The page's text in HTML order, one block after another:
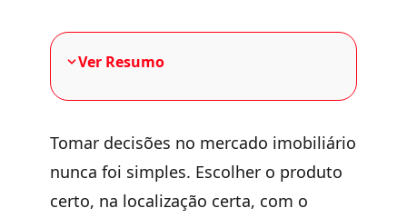
Ver Resumo
Tomar decisões no mercado imobiliário
nunca foi simples. Escolher o produto
certo, na localização certa, com o